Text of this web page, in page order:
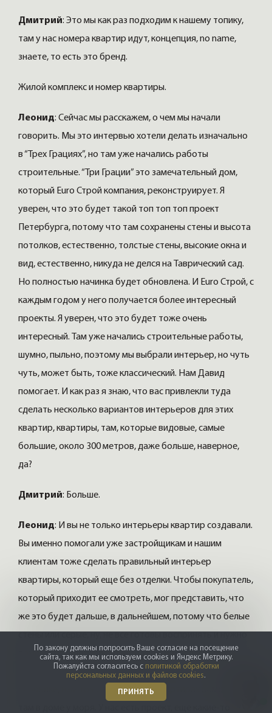
Дмитрий: Это мы как раз подходим к нашему топику,
там у нас номера квартир идут, концепция, no name,
знаете, то есть это бренд.
Жилой комплекс и номер квартиры.
Леонид: Сейчас мы расскажем, о чем мы начали
говорить. Мы это интервью хотели делать изначально
в “Трех Грациях”, но там уже начались работы
строительные. “Три Грации” это замечательный дом,
который Euro Строй компания, реконструирует. Я
уверен, что это будет такой топ топ топ проект
Петербурга, потому что там сохранены стены и высота
потолков, естественно, толстые стены, высокие окна и
вид, естественно, никуда не делся на Таврический сад.
Но полностью начинка будет обновлена. И Euro Строй, с
каждым годом у него получается более интересный
проекты. Я уверен, что это будет тоже очень
интересный. Там уже начались строительные работы,
шумно, пыльно, поэтому мы выбрали интерьер, но чуть
чуть, может быть, тоже классический. Нам Давид
помогает. И как раз я знаю, что вас привлекли туда
сделать несколько вариантов интерьеров для этих
квартир, квартиры, там, которые видовые, самые
большие, около 300 метров, даже больше, наверное,
да?
Дмитрий: Больше.
Леонид: И вы не только интерьеры квартир создавали.
Вы именно помогали уже застройщикам и нашим
клиентам тоже сделать правильный интерьер
квартиры, который еще без отделки. Чтобы покупатель,
который приходит ее смотреть, мог представить, что
же это будет дальше, в дальнейшем, потому что белые
стены или серые, ну, не все готовы воспринять и нужно
помочь. Вот, мне кажется, у вас несколько проектов
было уже таких, да? То есть Безбородко вы помогали в
особняке, нам тоже в отдельных квартирах помогали
По закону должны попросить Ваше согласие на посещение
сайта, так как мы используем cookies и Яндекс Метрику.
Пожалуйста согласитесь с политикой обработки
персональных данных и файлов cookies.
ПРИНЯТЬ